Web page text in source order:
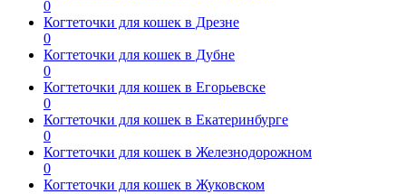
0
Когтеточки для кошек в Дрезне
0
Когтеточки для кошек в Дубне
0
Когтеточки для кошек в Егорьевске
0
Когтеточки для кошек в Екатеринбурге
0
Когтеточки для кошек в Железнодорожном
0
Когтеточки для кошек в Жуковском